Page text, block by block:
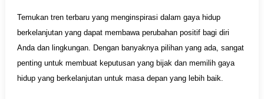
Temukan tren terbaru yang menginspirasi dalam gaya hidup
berkelanjutan yang dapat membawa perubahan positif bagi diri
Anda dan lingkungan. Dengan banyaknya pilihan yang ada, sangat
penting untuk membuat keputusan yang bijak dan memilih gaya
hidup yang berkelanjutan untuk masa depan yang lebih baik.